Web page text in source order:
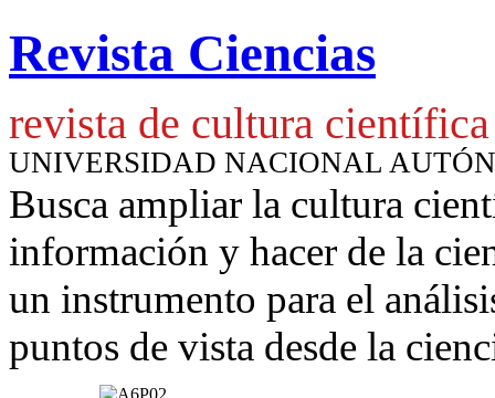
Revista Ciencias
revista de cultura científica
UNIVERSIDAD NACIONAL
Busca ampliar la cultura
información y hacer de la
un instrumento para el
puntos de vista desde la